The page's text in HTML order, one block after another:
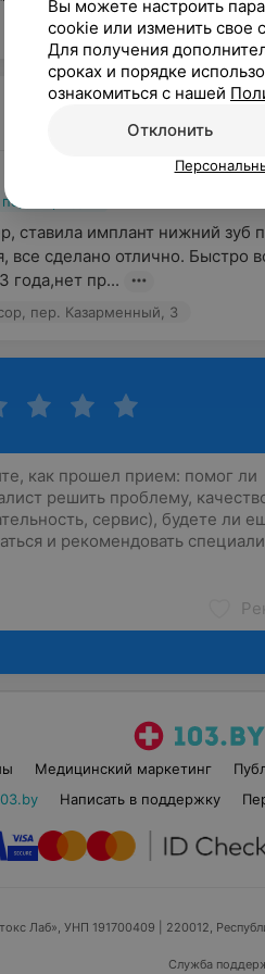
Профессор, пер.
ставила имплант нижний зуб
все сделано отлично. Быстро
года,нет пр...
пер. Казарменный, 3
Медицинский маркетинг
Написать в поддержку
Лаб», УНП 191700409 | 220012,
Служба
Вы можете настроить
cookie или изменить свое
Для получения
сроках и порядке
ознакомиться с нашей
Отклонить